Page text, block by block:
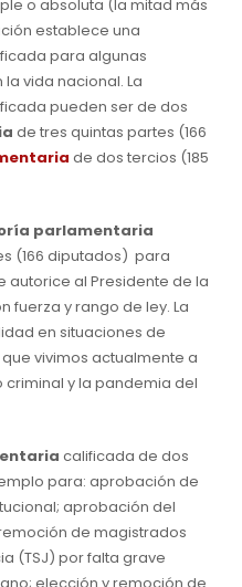
o absoluta (la mitad más
establece una
para algunas
vida nacional. La
pueden ser de dos
de tres quintas partes (166
de dos tercios (185
parlamentaria
(166 diputados) para
autorice al Presidente de la
fuerza y rango de ley. La
en situaciones de
vivimos actualmente a
y la pandemia del
calificada de dos
para: aprobación de
aprobación del
de magistrados
(TSJ) por falta grave